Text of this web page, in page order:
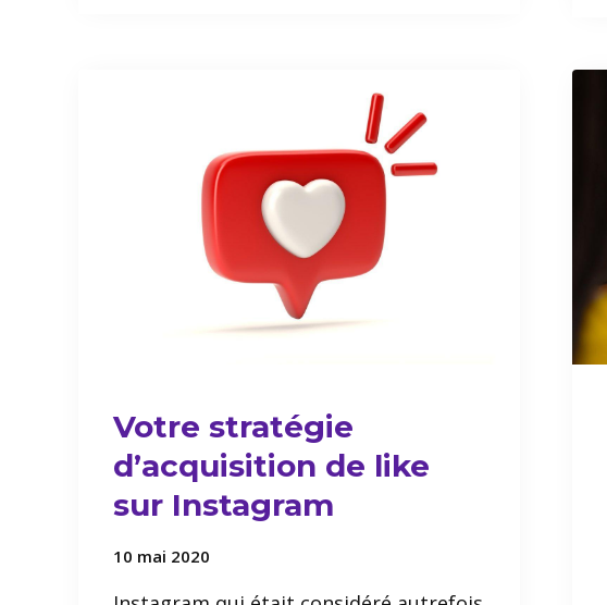
Votre stratégie
d’acquisition de like
sur Instagram
10 mai 2020